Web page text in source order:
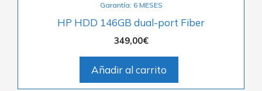
Garantía: 6 MESES
HP HDD 146GB dual-port Fiber
349,00€
Añadir al carrito